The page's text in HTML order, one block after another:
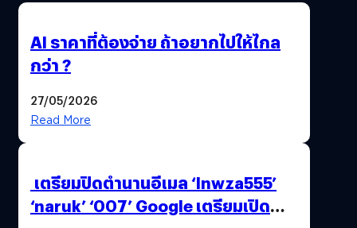
AI ราคาที่ต้องจ่าย ถ้าอยากไปให้ไกล
กว่า ?
27/05/2026
Read More
เตรียมปิดตำนานอีเมล ‘lnwza555’
‘naruk’ ‘007’ Google เตรียมเปิด